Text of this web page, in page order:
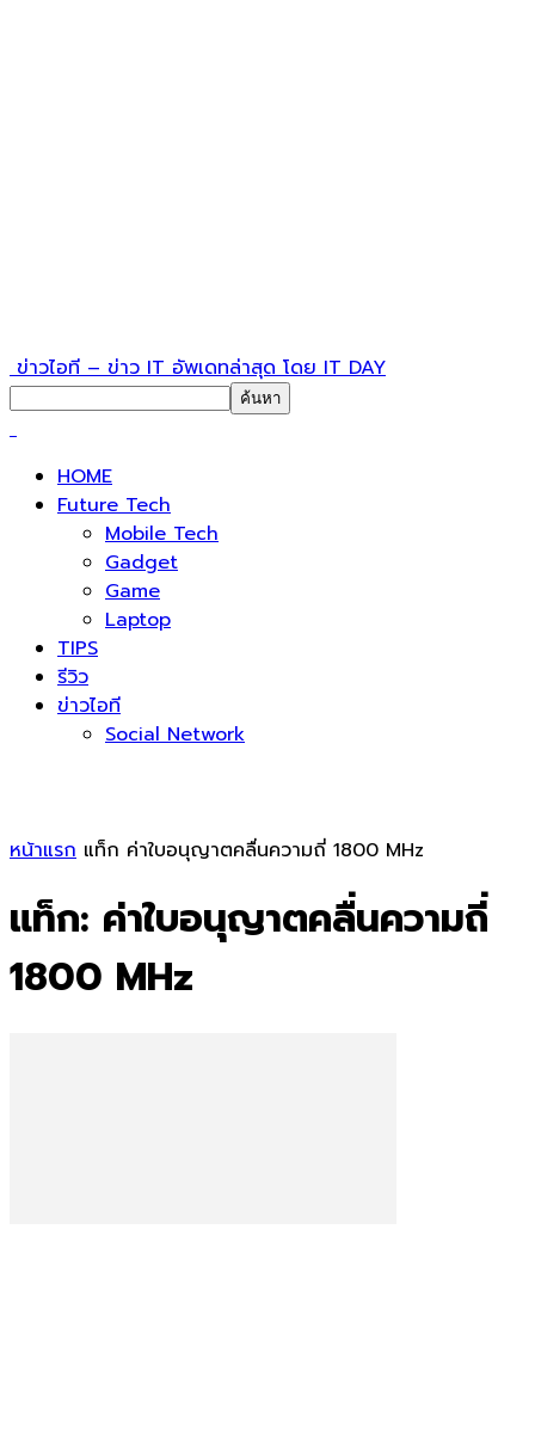
ข่าวไอที – ข่าว IT อัพเดทล่าสุด โดย IT DAY
HOME
Future Tech
Mobile Tech
Gadget
Game
Laptop
TIPS
รีวิว
ข่าวไอที
Social Network
หน้าแรก แท็ก ค่าใบอนุญาตคลื่นความถี่ 1800 MHz
แท็ก: ค่าใบอนุญาตคลื่นความถี่
1800 MHz